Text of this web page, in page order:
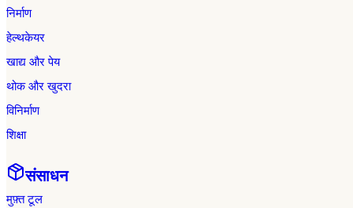
निर्माण
हेल्थकेयर
खाद्य और पेय
थोक और खुदरा
विनिर्माण
शिक्षा
संसाधन
मुफ़्त टूल